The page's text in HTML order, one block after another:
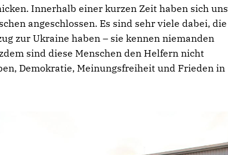
Innerhalb einer kurzen Zeit haben sich uns
angeschlossen. Es sind sehr viele dabei, die
zur Ukraine haben – sie kennen niemanden
sind diese Menschen den Helfern nicht
Demokratie, Meinungsfreiheit und Frieden in